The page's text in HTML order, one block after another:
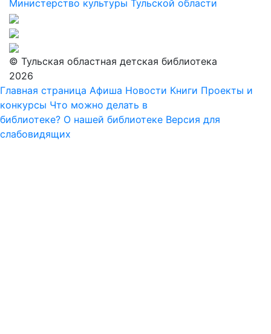
Министерство культуры Тульской области
© Тульская областная детская библиотека
2026
Главная страница Афиша Новости Книги Проекты и
конкурсы Что можно делать в
библиотеке? О нашей библиотеке Версия для
слабовидящих